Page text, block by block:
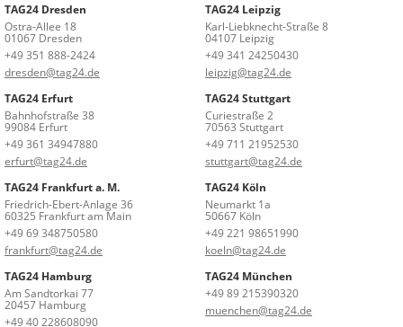
TAG24 Dresden
Ostra-Allee 18
01067 Dresden
+49 351 888-2424
dresden@tag24.de
TAG24 Leipzig
Karl-Liebknecht-Straße 8
04107 Leipzig
+49 341 24250430
leipzig@tag24.de
TAG24 Erfurt
Bahnhofstraße 38
99084 Erfurt
+49 361 34947880
erfurt@tag24.de
TAG24 Stuttgart
Curiestraße 2
70563 Stuttgart
+49 711 21952530
stuttgart@tag24.de
TAG24 Frankfurt a. M.
Friedrich-Ebert-Anlage 36
60325 Frankfurt am Main
+49 69 348750580
frankfurt@tag24.de
TAG24 Köln
Neumarkt 1a
50667 Köln
+49 221 98651990
koeln@tag24.de
TAG24 Hamburg
Am Sandtorkai 77
20457 Hamburg
+49 40 228608090
TAG24 München
+49 89 215390320
muenchen@tag24.de